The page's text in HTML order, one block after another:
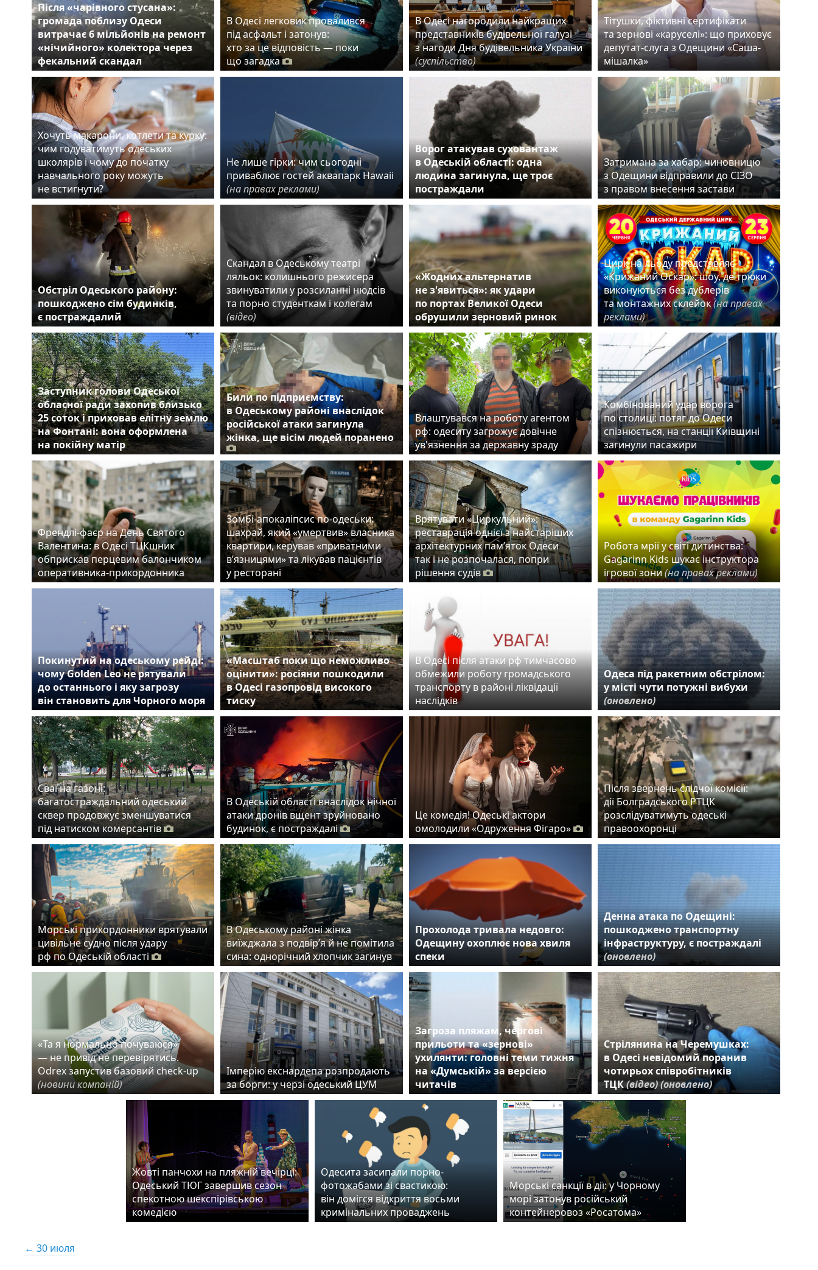
Після «чарівного стусана»:
громада поблизу Одеси
витрачає 6 мільйонів на ремонт
«нічийного» колектора через
фекальний скандал
В Одесі легковик провалився
під асфальт і затонув:
хто за це відповість — поки
що загадка
В Одесі нагородили найкращих
представників будівельної галузі
з нагоди Дня будівельника України
(суспільство)
Тітушки, фіктивні сертифікати
та зернові «каруселі»: що приховує
депутат-слуга з Одещини «Саша-
мішалка»
Хочуть макарони, котлети та курку:
чим годуватимуть одеських
школярів і чому до початку
навчального року можуть
не встигнути?
Не лише гірки: чим сьогодні
приваблює гостей аквапарк Hawaii
(на правах реклами)
Ворог атакував суховантаж
в Одеській області: одна
людина загинула, ще троє
постраждали
Затримана за хабар: чиновницю
з Одещини відправили до СІЗО
з правом внесення застави
Обстріл Одеського району:
пошкоджено сім будинків,
є постраждалий
Скандал в Одеському театрі
ляльок: колишнього режисера
звинуватили у розсиланні нюдсів
та порно студенткам і колегам
(відео)
«Жодних альтернатив
не з'явиться»: як удари
по портах Великої Одеси
обрушили зерновий ринок
Цирк на льоду представляє
«Крижаний Оскар»: шоу, де трюки
виконуються без дублерів
та монтажних склейок(на правах
реклами)
Заступник голови Одеської
обласної ради захопив близько
25 соток і приховав елітну землю
на Фонтані: вона оформлена
на покійну матір
Били по підприємству:
в Одеському районі внаслідок
російської атаки загинула
жінка, ще вісім людей поранено
Влаштувався на роботу агентом
рф: одеситу загрожує довічне
ув'язнення за державну зраду
Комбінований удар ворога
по столиці: потяг до Одеси
спізнюється, на станції Київщині
загинули пасажири
Френдлі-фаєр на День Святого
Валентина: в Одесі ТЦКшник
обприскав перцевим балончиком
оперативника-прикордонника
Зомбі-апокаліпсис по-одеськи:
шахрай, який «умертвив» власника
квартири, керував «приватними
в’язницями» та лікував пацієнтів
у ресторані
Врятувати «Циркульний»:
реставрація однієї з найстаріших
архітектурних пам’яток Одеси
так і не розпочалася, попри
рішення судів
Робота мрії у світі дитинства:
Gagarinn Kids шукає інструктора
ігрової зони(на правах реклами)
Покинутий на одеському рейді:
чому Golden Leo не рятували
до останнього і яку загрозу
він становить для Чорного моря
«Масштаб поки що неможливо
оцінити»: росіяни пошкодили
в Одесі газопровід високого
тиску
В Одесі після атаки рф тимчасово
обмежили роботу громадського
транспорту в районі ліквідації
наслідків
Одеса під ракетним обстрілом:
у місті чути потужні вибухи
(оновлено)
Сваї на газоні:
багатостраждальний одеський
сквер продовжує зменшуватися
під натиском комерсантів
В Одеській області внаслідок нічної
атаки дронів вщент зруйновано
будинок, є постраждалі
Це комедія! Одеські актори
омолодили «Одруження Фігаро»
Після звернень слідчої комісії:
дії Болградського РТЦК
розслідуватимуть одеські
правоохоронці
Морські прикордонники врятували
цивільне судно після удару
рф по Одеській області
В Одеському районі жінка
виїжджала з подвір’я й не помітила
сина: однорічний хлопчик загинув
Прохолода тривала недовго:
Одещину охоплює нова хвиля
спеки
Денна атака по Одещині:
пошкоджено транспортну
інфраструктуру, є постраждалі
(оновлено)
«Та я нормально почуваюся»
— не привід не перевірятись.
Odrex запустив базовий check-up
(новини компаній)
Імперію екснардепа розпродають
за борги: у черзі одеський ЦУМ
Загроза пляжам, чергові
прильоти та «зернові»
ухилянти: головні теми тижня
на «Думській» за версією
читачів
Стрілянина на Черемушках:
в Одесі невідомий поранив
чотирьох співробітників
ТЦК(відео)(оновлено)
Жовті панчохи на пляжній вечірці:
Одеський ТЮГ завершив сезон
спекотною шекспірівською
комедією
Одесита засипали порно-
фотожабами зі свастикою:
він домігся відкриття восьми
кримінальних проваджень
Морські санкції в дії: у Чорному
морі затонув російський
контейнеровоз «Росатома»
← 30 июля